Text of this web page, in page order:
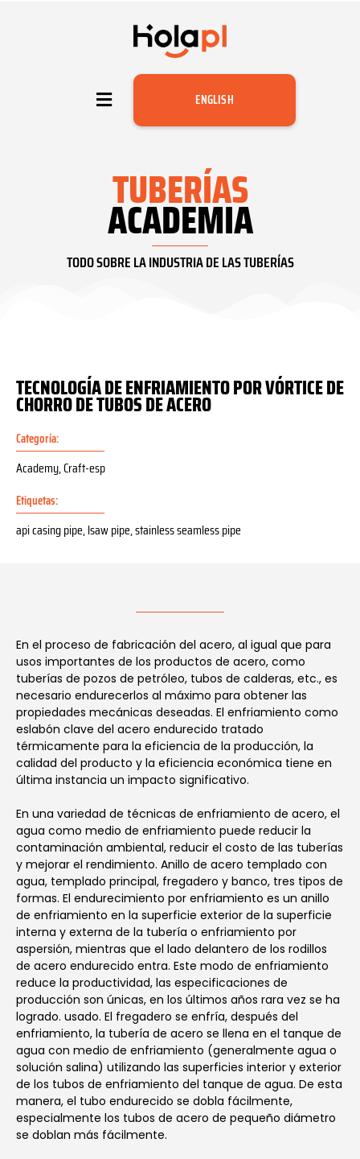
ENGLISH
TUBERÍAS
ACADEMIA
TODO SOBRE LA INDUSTRIA DE LAS TUBERÍAS
TECNOLOGÍA DE ENFRIAMIENTO POR VÓRTICE DE
CHORRO DE TUBOS DE ACERO
Categoría:
Academy,Craft-esp
Etiquetas:
api casing pipe,lsaw pipe,stainless seamless pipe
En el proceso de fabricación del acero, al igual que para
usos importantes de los productos de acero, como
tuberías de pozos de petróleo, tubos de calderas, etc., es
necesario endurecerlos al máximo para obtener las
propiedades mecánicas deseadas. El enfriamiento como
eslabón clave del acero endurecido tratado
térmicamente para la eficiencia de la producción, la
calidad del producto y la eficiencia económica tiene en
última instancia un impacto significativo.
En una variedad de técnicas de enfriamiento de acero, el
agua como medio de enfriamiento puede reducir la
contaminación ambiental, reducir el costo de las tuberías
y mejorar el rendimiento. Anillo de acero templado con
agua, templado principal, fregadero y banco, tres tipos de
formas. El endurecimiento por enfriamiento es un anillo
de enfriamiento en la superficie exterior de la superficie
interna y externa de la tubería o enfriamiento por
aspersión, mientras que el lado delantero de los rodillos
de acero endurecido entra. Este modo de enfriamiento
reduce la productividad, las especificaciones de
producción son únicas, en los últimos años rara vez se ha
logrado. usado. El fregadero se enfría, después del
enfriamiento, la tubería de acero se llena en el tanque de
agua con medio de enfriamiento (generalmente agua o
solución salina) utilizando las superficies interior y exterior
de los tubos de enfriamiento del tanque de agua. De esta
manera, el tubo endurecido se dobla fácilmente,
especialmente los tubos de acero de pequeño diámetro
se doblan más fácilmente.